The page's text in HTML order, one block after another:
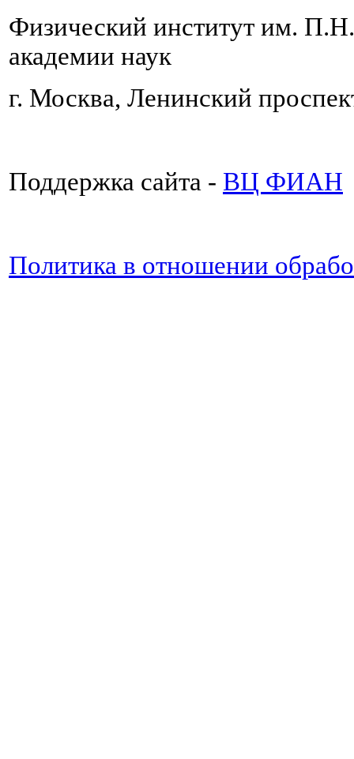
Физический институт им.
академии наук
г. Москва, Ленинский
Поддержка сайта - ВЦ ФИАН
Политика в отношении